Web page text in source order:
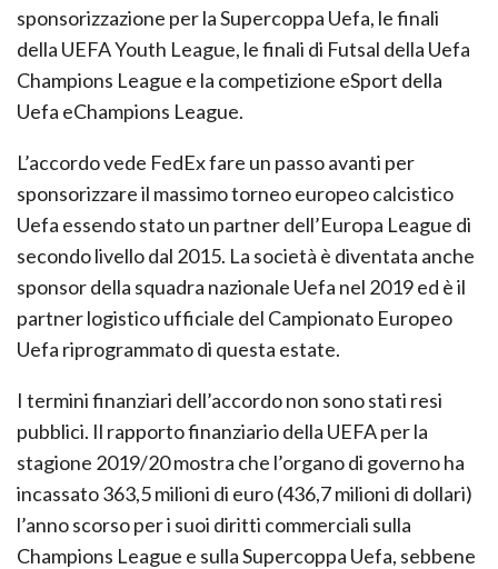
sponsorizzazione per la Supercoppa Uefa, le finali
della UEFA Youth League, le finali di Futsal della Uefa
Champions League e la competizione eSport della
Uefa eChampions League.
L’accordo vede FedEx fare un passo avanti per
sponsorizzare il massimo torneo europeo calcistico
Uefa essendo stato un partner dell’Europa League di
secondo livello dal 2015. La società è diventata anche
sponsor della squadra nazionale Uefa nel 2019 ed è il
partner logistico ufficiale del Campionato Europeo
Uefa riprogrammato di questa estate.
I termini finanziari dell’accordo non sono stati resi
pubblici. Il rapporto finanziario della UEFA per la
stagione 2019/20 mostra che l’organo di governo ha
incassato 363,5 milioni di euro (436,7 milioni di dollari)
l’anno scorso per i suoi diritti commerciali sulla
Champions League e sulla Supercoppa Uefa, sebbene